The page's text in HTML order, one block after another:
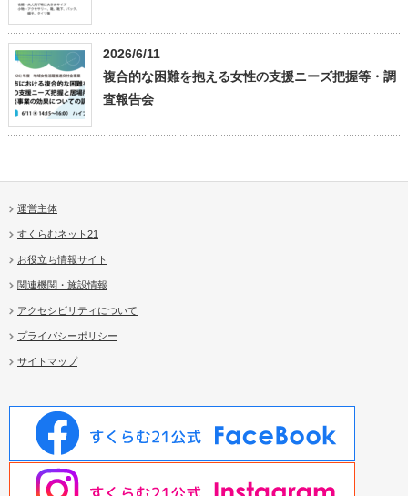
2026/6/11
複合的な困難を抱える女性の支援ニーズ把握等・調
査報告会
運営主体
すくらむネット21
お役立ち情報サイト
関連機関・施設情報
アクセシビリティについて
プライバシーポリシー
サイトマップ